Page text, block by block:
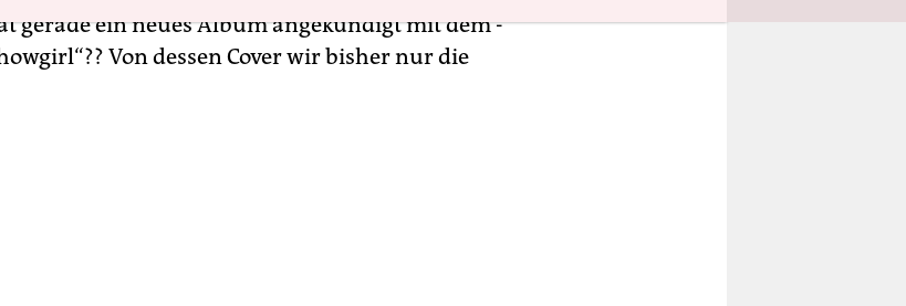
gerade ein neues Album angekündigt mit dem
Von dessen Cover wir bisher nur die